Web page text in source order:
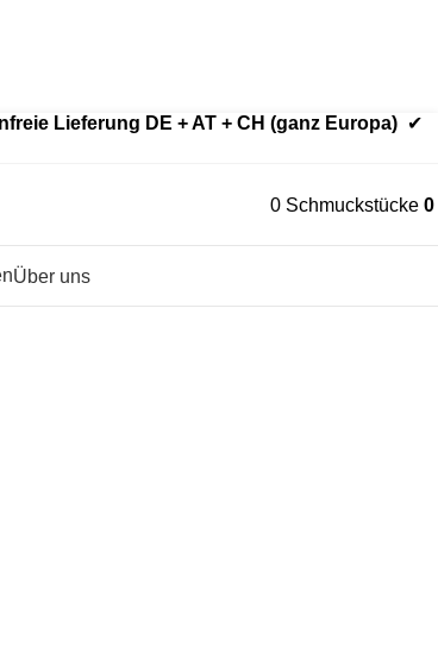
Lieferung DE + AT + CH (ganz Europa) ✔
0 Schmuckstücke 0
Über uns